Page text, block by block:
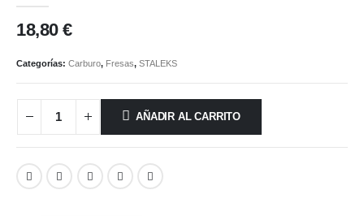
18,80€
Categorías: Carburo, Fresas, STALEKS
AÑADIR AL CARRITO